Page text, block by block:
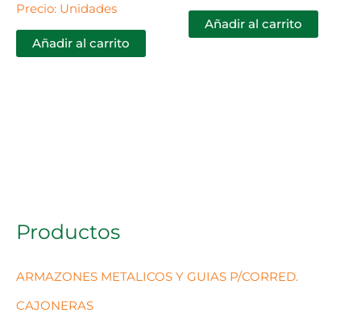
Productos
ARMAZONES METALICOS Y GUIAS P/CORRED.
CAJONERAS
Precio: Unidades
Añadir al carrito
Añadir al carrito